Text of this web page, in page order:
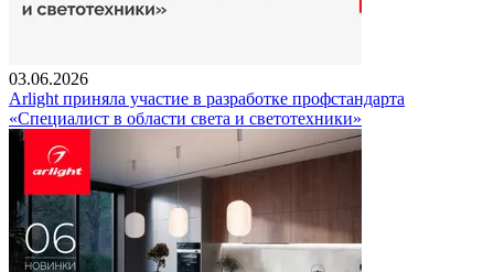
03.06.2026
Arlight приняла участие в разработке профстандарта
«Специалист в области света и светотехники»